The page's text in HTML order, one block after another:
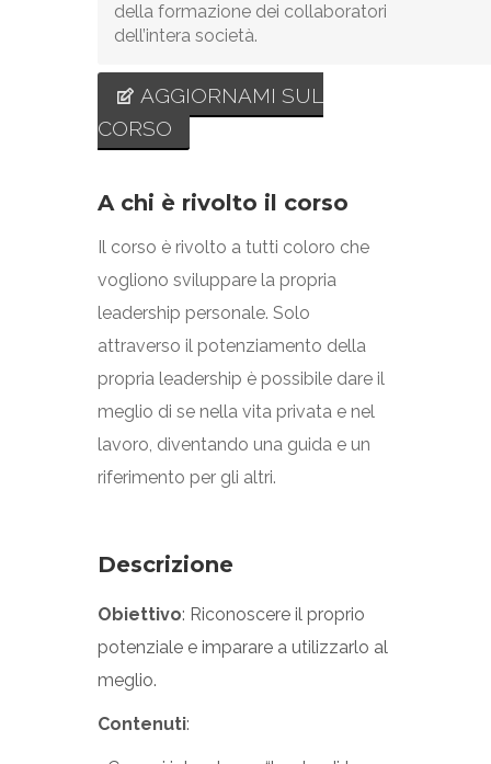
della formazione dei collaboratori
dell’intera società.
AGGIORNAMI SUL
CORSO
A chi è rivolto il corso
Il corso è rivolto a tutti coloro che
vogliono sviluppare la propria
leadership personale. Solo
attraverso il potenziamento della
propria leadership è possibile dare il
meglio di se nella vita privata e nel
lavoro, diventando una guida e un
riferimento per gli altri.
Descrizione
Obiettivo: Riconoscere il proprio
potenziale e imparare a utilizzarlo al
meglio.
Contenuti: